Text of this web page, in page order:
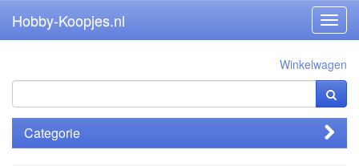
Hobby-Koopjes.nl
Winkelwagen
Categorie